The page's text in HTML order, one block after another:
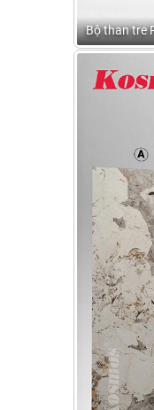
Bộ than tre